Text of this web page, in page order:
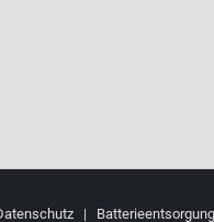
| Batterieentsorgung